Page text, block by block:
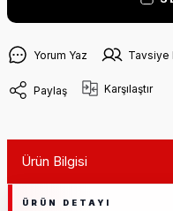
Yorum Yaz Tavsiye
Paylaş Karşılaştır
Ürün Bilgisi